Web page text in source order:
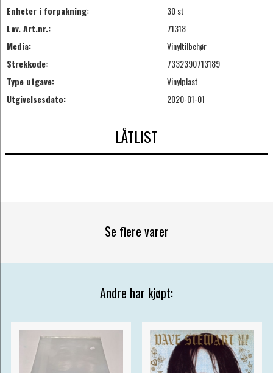
Enheter i forpakning:
30 st
Lev. Art.nr.:
71318
Media:
Vinyltilbehør
Strekkode:
7332390713189
Type utgave:
Vinylplast
Utgivelsesdato:
2020-01-01
LÅTLIST
Se flere varer
Andre har kjøpt: